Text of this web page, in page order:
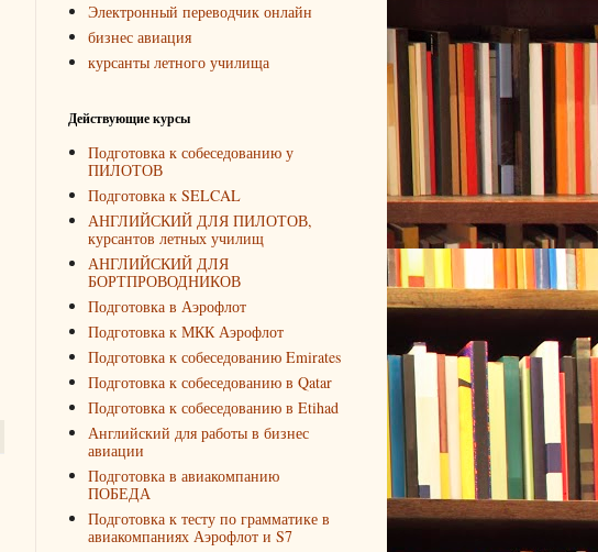
Электронный переводчик онлайн
бизнес авиация
курсанты летного училища
Действующие курсы
Подготовка к собеседованию у
ПИЛОТОВ
Подготовка к SELCAL
АНГЛИЙСКИЙ ДЛЯ ПИЛОТОВ,
курсантов летных училищ
АНГЛИЙСКИЙ ДЛЯ
БОРТПРОВОДНИКОВ
Подготовка в Аэрофлот
Подготовка к МКК Аэрофлот
Подготовка к собеседованию Emirates
Подготовка к собеседованию в Qatar
Подготовка к собеседованию в Etihad
Английский для работы в бизнес
авиации
Подготовка в авиакомпанию
ПОБЕДА
Подготовка к тесту по грамматике в
авиакомпаниях Аэрофлот и S7